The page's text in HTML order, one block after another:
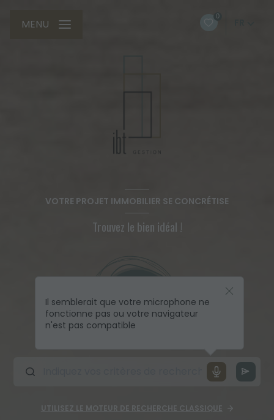
0
MENU
VOTRE PROJET IMMOBILIER SE CONCRÉTISE
Trouvez le bien idéal !
Il semblerait que votre microphone ne
fonctionne pas ou votre navigateur
n'est pas compatible
UTILISEZ LE MOTEUR DE RECHERCHE CLASSIQUE